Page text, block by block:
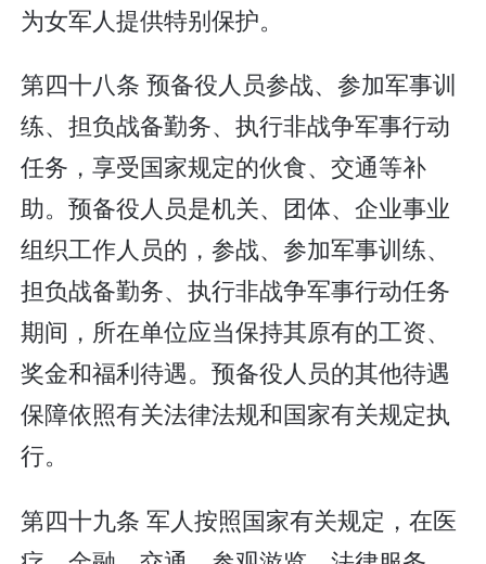
为女军人提供特别保护。
第四十八条 预备役人员参战、参加军事训
练、担负战备勤务、执行非战争军事行动
任务，享受国家规定的伙食、交通等补
助。预备役人员是机关、团体、企业事业
组织工作人员的，参战、参加军事训练、
担负战备勤务、执行非战争军事行动任务
期间，所在单位应当保持其原有的工资、
奖金和福利待遇。预备役人员的其他待遇
保障依照有关法律法规和国家有关规定执
行。
第四十九条 军人按照国家有关规定，在医